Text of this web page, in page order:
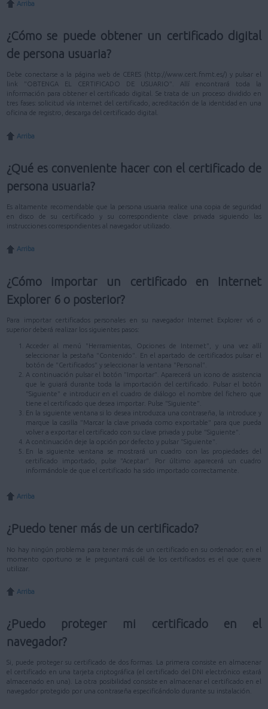
Arriba
¿Cómo se puede obtener un certificado digital
de persona usuaria?
Debe conectarse a la página web de CERES (http://www.cert.fnmt.es/) y pulsar el
link "OBTENGA EL CERTIFICADO DE USUARIO". Allí encontrará toda la
información para obtener el certificado digital. Se trata de un proceso dividido en
tres fases: solicitud vía internet del certificado, acreditación de la identidad en una
oficina de registro, descarga del certificado digital.
Arriba
¿Qué es conveniente hacer con el certificado de
persona usuaria?
Es altamente recomendable que la persona usuaria realice una copia de seguridad
en disco de su certificado y su correspondiente clave privada siguiendo las
instrucciones correspondientes al navegador utilizado.
Arriba
¿Cómo importar un certificado en Internet
Explorer 6 o posterior?
Para importar certificados personales en su navegador Internet Explorer v6 o
superior deberá realizar los siguientes pasos:
Acceder al menú "Herramientas, Opciones de Internet", y una vez allí
seleccionar la pestaña "Contenido". En el apartado de certificados pulsar el
botón de "Certificados" y seleccionar la ventana "Personal".
A continuación pulsar el botón "Importar". Aparecerá un icono de asistencia
que le guiará durante toda la importación del certificado. Pulsar el botón
"Siguiente" e introducir en el cuadro de diálogo el nombre del fichero que
tiene el certificado que desea importar. Pulse "Siguiente".
En la siguiente ventana si lo desea introduzca una contraseña, la introduce y
marque la casilla "Marcar la clave privada como exportable" para que pueda
volver a exportar el certificado con su clave privada y pulse "Siguiente".
A continuación deje la opción por defecto y pulsar "Siguiente".
En la siguiente ventana se mostrará un cuadro con las propiedades del
certificado importado, pulse "Aceptar". Por último aparecerá un cuadro
informándole de que el certificado ha sido importado correctamente.
Arriba
¿Puedo tener más de un certificado?
No hay ningún problema para tener más de un certificado en su ordenador; en el
momento oportuno se le preguntará cuál de los certificados es el que quiere
utilizar.
Arriba
¿Puedo proteger mi certificado en el
navegador?
Si, puede proteger su certificado de dos formas. La primera consiste en almacenar
el certificado en una tarjeta criptográfica (el certificado del DNI electrónico estará
almacenado en una). La otra posibilidad consiste en almacenar el certificado en el
navegador protegido por una contraseña especificándolo durante su instalación.